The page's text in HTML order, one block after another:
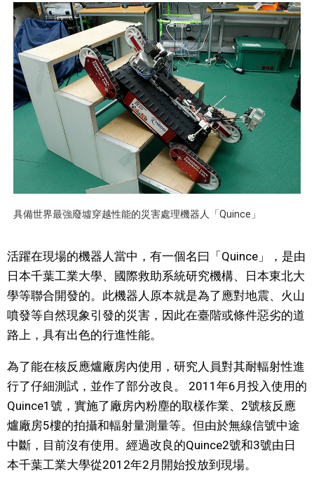
運動
娛樂
教育
工作勞動
家庭
語言
東京
具備世界最強廢墟穿越性能的災害處理機器人「Quince」
活躍在現場的機器人當中，有一個名曰「Quince」，是由
日本千葉工業大學、國際救助系統研究機構、日本東北大
學等聯合開發的。此機器人原本就是為了應對地震、火山
噴發等自然現象引發的災害，因此在臺階或條件惡劣的道
路上，具有出色的行進性能。
為了能在核反應爐廠房內使用，研究人員對其耐輻射性進
行了仔細測試，並作了部分改良。 2011年6月投入使用的
Quince1號，實施了廠房內粉塵的取樣作業、2號核反應
爐廠房5樓的拍攝和輻射量測量等。但由於無線信號中途
中斷，目前沒有使用。經過改良的Quince2號和3號由日
本千葉工業大學從2012年2月開始投放到現場。